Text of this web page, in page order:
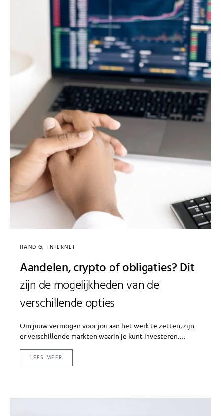
HANDIG INTERNET
Aandelen, crypto of obligaties? Dit
zijn de mogelijkheden van de
verschillende opties
Om jouw vermogen voor jou aan het werk te zetten, zijn
er verschillende markten waarin je kunt investeren.…
LEES MEER